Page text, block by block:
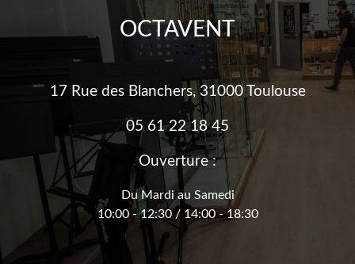
OCTAVENT
17 Rue des Blanchers, 31000 Toulouse
05 61 22 18 45
Ouverture :
Du Mardi au Samedi
10:00 - 12:30 / 14:00 - 18:30